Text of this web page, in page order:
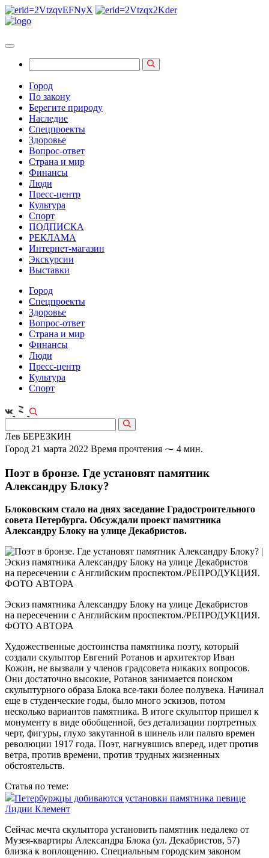
Город
По закону
Берегите природу
Наследие
Спецпроекты
Здоровье
Вопрос-ответ
Страна и мир
Финансы
Люди
Пресс-центр
Культура
Спорт
ПОДПИСКА
РЕКЛАМА
Интернет-магазин
Экскурсии
Выставки
Город
Спецпроекты
Здоровье
Вопрос-ответ
Страна и мир
Финансы
Люди
Пресс-центр
Культура
Спорт
Лев БЕРЕЗКИН
Город 21 марта 2022 Время прочтения ⁓ 4 мин.
Поэт в бронзе. Где установят памятник
Александру Блоку?
Блоковским стало на днях заседание Градостроительного
совета Петербурга. Обсуждали проект памятника
Александру Блоку на улице Декабристов.
Эскиз памятника Александру Блоку на улице Декабристов
на пересечении с Английским проспектом./РЕПРОДУКЦИЯ.
ФОТО АВТОРА
Художественные достоинства памятника поэту, который
создали скульптор Евгений Ротанов и архитектор Иван
Кожин, не вызвали у членов градсовета никаких вопросов.
Они достаточно высокие, Ротанов занимается поиском
скульптурного образа Блока все‑таки более полувека. Начинал
еще в студенческие годы, было много эскизов, потом
несколько вариантов памятника. В итоге скульптор пришел к
монументу в виде обобщенной, без детализации портретных
черт, фигуры, глухо закутанной в шинель или пальто времен
революции 1917 года. Поэт, нагнувшись вперед, идет против
ветра, против времени, против трудных жизненных
обстоятельств.
Статья по теме:
Петербуржцы добиваются установки памятника певице
Лидии Клемент
Сейчас мечта скульптора установить памятник недалеко от
Музея-квартиры Александра Блока (ул. Декабристов, 57)
близка к воплощению. Специальным городским законом